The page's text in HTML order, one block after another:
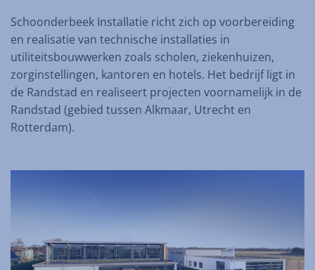
Schoonderbeek Installatie richt zich op voorbereiding
en realisatie van technische installaties in
utiliteitsbouwwerken zoals scholen, ziekenhuizen,
zorginstellingen, kantoren en hotels. Het bedrijf ligt in
de Randstad en realiseert projecten voornamelijk in de
Randstad (gebied tussen Alkmaar, Utrecht en
Rotterdam).